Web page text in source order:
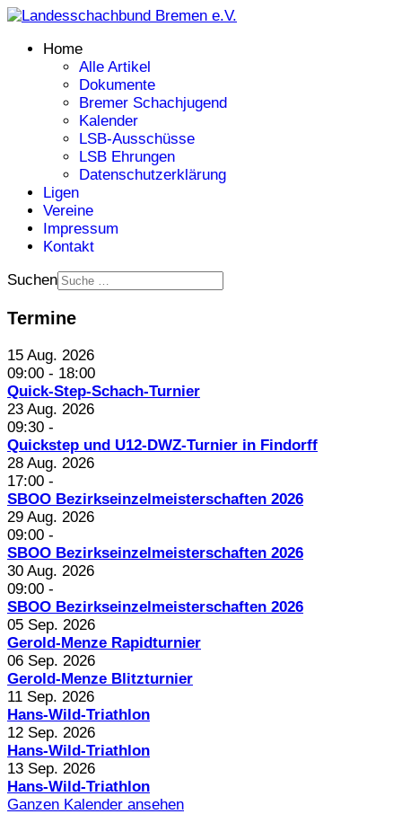
Home
Alle Artikel
Dokumente
Bremer Schachjugend
Kalender
LSB-Ausschüsse
LSB Ehrungen
Datenschutzerklärung
Ligen
Vereine
Impressum
Kontakt
Suchen
Termine
15 Aug. 2026
09:00 - 18:00
Quick-Step-Schach-Turnier
23 Aug. 2026
09:30 -
Quickstep und U12-DWZ-Turnier in Findorff
28 Aug. 2026
17:00 -
SBOO Bezirkseinzelmeisterschaften 2026
29 Aug. 2026
09:00 -
SBOO Bezirkseinzelmeisterschaften 2026
30 Aug. 2026
09:00 -
SBOO Bezirkseinzelmeisterschaften 2026
05 Sep. 2026
Gerold-Menze Rapidturnier
06 Sep. 2026
Gerold-Menze Blitzturnier
11 Sep. 2026
Hans-Wild-Triathlon
12 Sep. 2026
Hans-Wild-Triathlon
13 Sep. 2026
Hans-Wild-Triathlon
Ganzen Kalender ansehen